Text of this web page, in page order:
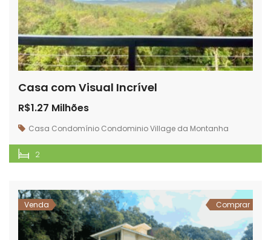
Casa com Visual Incrível
R$1.27 Milhões
Casa Condomínio Condominio Village da Montanha
2
Venda Comprar